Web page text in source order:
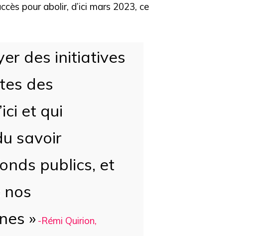
pour abolir, d’ici mars 2023, ce
des initiatives
des
et qui
savoir
publics, et
» -Rémi Quirion,